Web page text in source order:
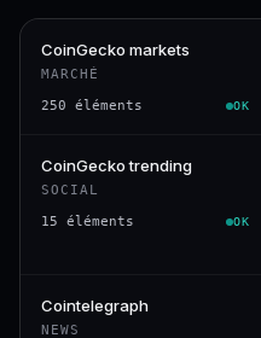
CoinGecko markets
MARCHÉ
250 éléments OK
CoinGecko trending
SOCIAL
15 éléments OK
Cointelegraph
NEWS